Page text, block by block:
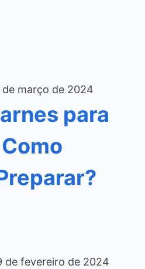
de março de 2024
para
de fevereiro de 2024